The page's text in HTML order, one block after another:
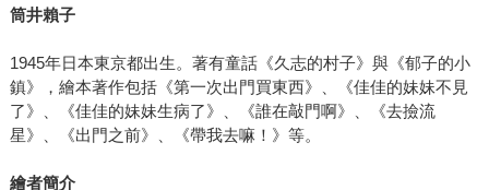
筒井賴子
1945年日本東京都出生。著有童話《久志的村子》與《郁子的小
鎮》，繪本著作包括《第一次出門買東西》、《佳佳的妹妹不見
了》、《佳佳的妹妹生病了》、《誰在敲門啊》、《去撿流
星》、《出門之前》、《帶我去嘛！》等。
繪者簡介